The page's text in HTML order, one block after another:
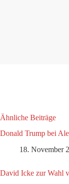
Ähnliche Beiträge
Donald Trump bei
18. November
David Icke zur Wahl